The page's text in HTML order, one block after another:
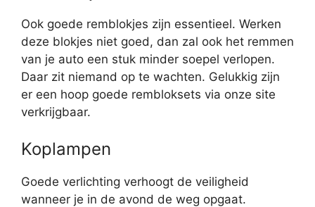
Ook goede remblokjes zijn essentieel. Werken
deze blokjes niet goed, dan zal ook het remmen
van je auto een stuk minder soepel verlopen.
Daar zit niemand op te wachten. Gelukkig zijn
er een hoop goede rembloksets via onze site
verkrijgbaar.
Koplampen
Goede verlichting verhoogt de veiligheid
wanneer je in de avond de weg opgaat.